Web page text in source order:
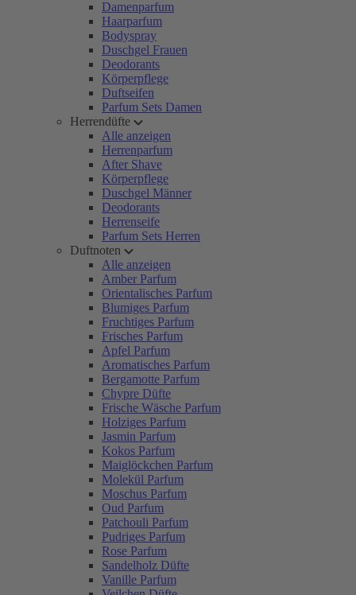
Damenparfum
Haarparfum
Bodyspray
Duschgel Frauen
Deodorants
Körperpflege
Duftseifen
Parfum Sets Damen
Herrendüfte
Alle anzeigen
Herrenparfum
After Shave
Körperpflege
Duschgel Männer
Deodorants
Herrenseife
Parfum Sets Herren
Duftnoten
Alle anzeigen
Amber Parfum
Orientalisches Parfum
Blumiges Parfum
Fruchtiges Parfum
Frisches Parfum
Apfel Parfum
Aromatisches Parfum
Bergamotte Parfum
Chypre Düfte
Frische Wäsche Parfum
Holziges Parfum
Jasmin Parfum
Kokos Parfum
Maiglöckchen Parfum
Molekül Parfum
Moschus Parfum
Oud Parfum
Patchouli Parfum
Pudriges Parfum
Rose Parfum
Sandelholz Düfte
Vanille Parfum